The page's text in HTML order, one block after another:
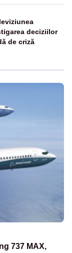
deciziilor
de criză
737 MAX,